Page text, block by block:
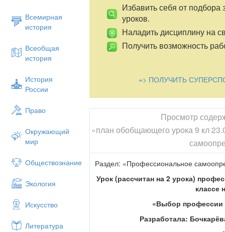
Всемирная
история
Всеобщая
история
История
России
Право
Окружающий
мир
Обществознание
Экология
Искусство
Литература
Избавить себя от подбора
уроков.
Наладить дисциплину на
Получить возможность
=> ПОЛУЧИТЬ
Просмотр
«план обобщающего урока 9 кл
Раздел: «Профессиональное
Урок (рассчитан на 2 урока)
классе
«Выбор профессии
Разработала: